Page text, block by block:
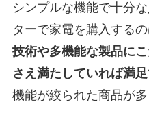
シンプルな機能で十分
ターで家電を購入する
技術や多機能な製品に
さえ満たしていれば満
機能が絞られた商品が多